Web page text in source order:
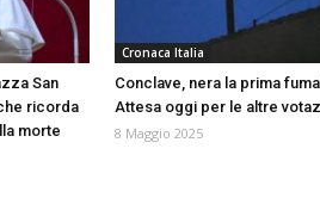
San
ricorda
morte
Cronaca Italia
Conclave, nera la prima
Attesa oggi per le altre
8 Maggio 2025